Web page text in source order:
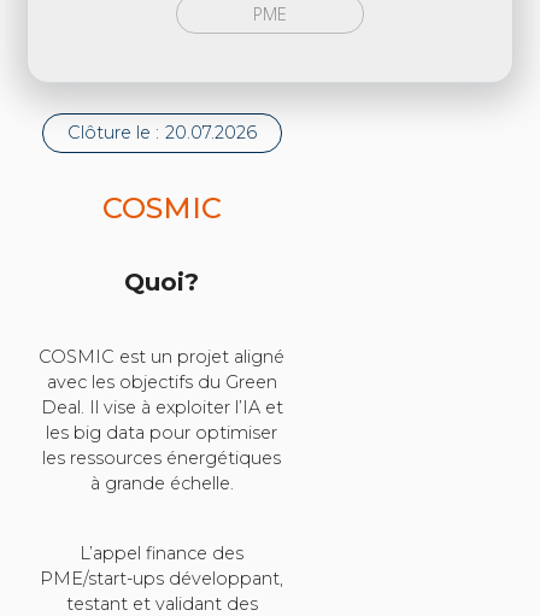
PME
Clôture le : 20.07.2026
COSMIC
Quoi?
COSMIC est un projet aligné
avec les objectifs du Green
Deal. Il vise à exploiter l’IA et
les big data pour optimiser
les ressources énergétiques
à grande échelle.
L’appel finance des
PME/start-ups développant,
testant et validant des